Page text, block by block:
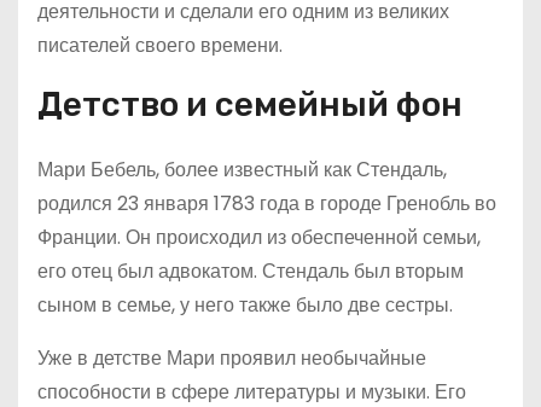
деятельности и сделали его одним из великих
писателей своего времени.
Детство и семейный фон
Мари Бебель, более известный как Стендаль,
родился 23 января 1783 года в городе Гренобль во
Франции. Он происходил из обеспеченной семьи,
его отец был адвокатом. Стендаль был вторым
сыном в семье, у него также было две сестры.
Уже в детстве Мари проявил необычайные
способности в сфере литературы и музыки. Его